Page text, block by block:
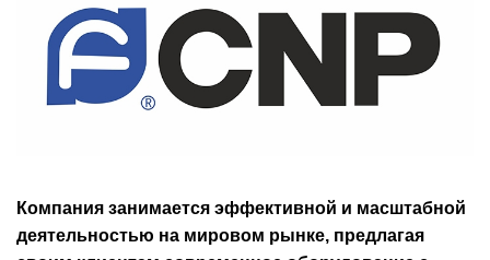
Компания занимается эффективной и масштабной
деятельностью на мировом рынке, предлагая